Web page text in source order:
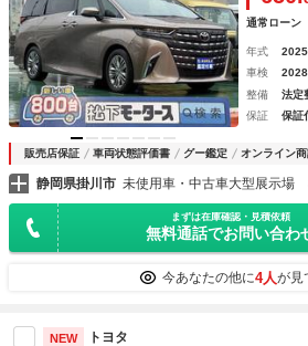
通常ローン
年式
車検
2028
整備
法定
保証
保証
販売店保証 車両状態評価書 グー鑑定 オンライン
静岡県掛川市 未使用車・中古車大型展示場
まずは在庫確認・見積依頼
無料通話でお問い合わ
今あなたの他に4人が見
NEW トヨタ